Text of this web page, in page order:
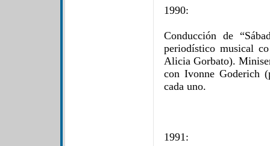
1990:
Conducción de
periodístico musical
Alicia Gorbato).
con Ivonne Goderich
cada uno.
1991: